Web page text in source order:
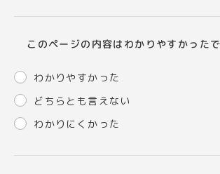
このページの内容はわかりやすかった
わかりやすかった
どちらとも言えない
わかりにくかった